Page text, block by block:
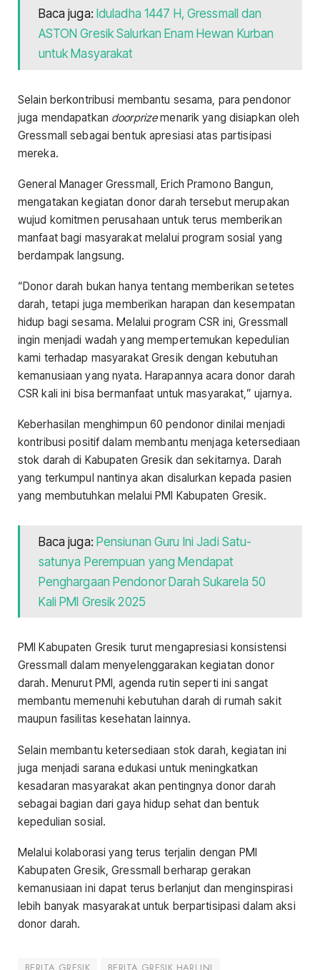
Baca juga: Iduladha 1447 H, Gressmall dan
ASTON Gresik Salurkan Enam Hewan Kurban
untuk Masyarakat
Selain berkontribusi membantu sesama, para pendonor
juga mendapatkan doorprizemenarik yang disiapkan oleh
Gressmall sebagai bentuk apresiasi atas partisipasi
mereka.
General Manager Gressmall, Erich Pramono Bangun,
mengatakan kegiatan donor darah tersebut merupakan
wujud komitmen perusahaan untuk terus memberikan
manfaat bagi masyarakat melalui program sosial yang
berdampak langsung.
“Donor darah bukan hanya tentang memberikan setetes
darah, tetapi juga memberikan harapan dan kesempatan
hidup bagi sesama. Melalui program CSR ini, Gressmall
ingin menjadi wadah yang mempertemukan kepedulian
kami terhadap masyarakat Gresik dengan kebutuhan
kemanusiaan yang nyata. Harapannya acara donor darah
CSR kali ini bisa bermanfaat untuk masyarakat,” ujarnya.
Keberhasilan menghimpun 60 pendonor dinilai menjadi
kontribusi positif dalam membantu menjaga ketersediaan
stok darah di Kabupaten Gresik dan sekitarnya. Darah
yang terkumpul nantinya akan disalurkan kepada pasien
yang membutuhkan melalui PMI Kabupaten Gresik.
Baca juga: Pensiunan Guru Ini Jadi Satu-
satunya Perempuan yang Mendapat
Penghargaan Pendonor Darah Sukarela 50
Kali PMI Gresik 2025
PMI Kabupaten Gresik turut mengapresiasi konsistensi
Gressmall dalam menyelenggarakan kegiatan donor
darah. Menurut PMI, agenda rutin seperti ini sangat
membantu memenuhi kebutuhan darah di rumah sakit
maupun fasilitas kesehatan lainnya.
Selain membantu ketersediaan stok darah, kegiatan ini
juga menjadi sarana edukasi untuk meningkatkan
kesadaran masyarakat akan pentingnya donor darah
sebagai bagian dari gaya hidup sehat dan bentuk
kepedulian sosial.
Melalui kolaborasi yang terus terjalin dengan PMI
Kabupaten Gresik, Gressmall berharap gerakan
kemanusiaan ini dapat terus berlanjut dan menginspirasi
lebih banyak masyarakat untuk berpartisipasi dalam aksi
donor darah.